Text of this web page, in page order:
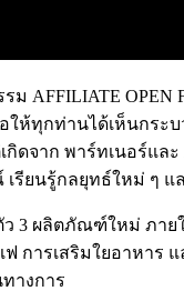
AFFILIATE
ทุกท่านได้เห็นกระ
กิดจาก พาร์ทเนอร์
รียนรู้กลยุทธ์ใหม่ ๆ
ผลิตภัณฑ์ใหม่ ภายใ
ฟ การเสริมใยอาห
างการ